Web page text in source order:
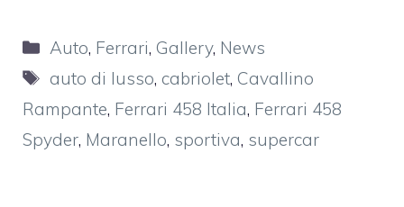
Categorie
Auto, Ferrari, Gallery, News
Tag
auto di lusso, cabriolet, Cavallino
Rampante, Ferrari 458 Italia, Ferrari 458
Spyder, Maranello, sportiva, supercar